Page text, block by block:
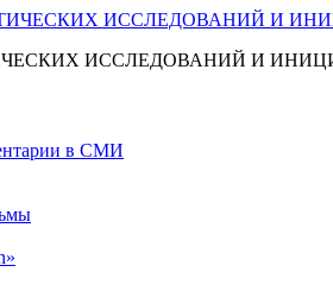
ИССЛЕДОВАНИЙ И
в СМИ